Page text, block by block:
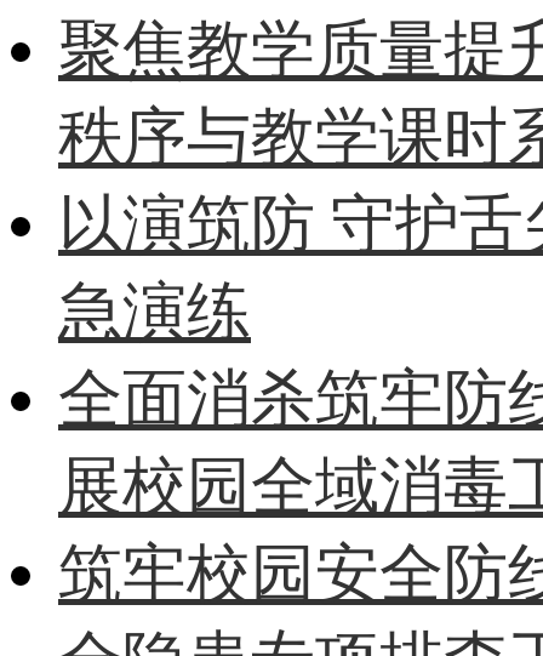
聚焦教学质量
秩序与教学课时
以演筑防 守护
急演练
全面消杀筑牢
展校园全域消毒
筑牢校园安全